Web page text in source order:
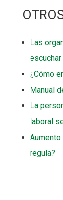
Las
escuchar
¿Cómo
Manual
La
laboral
Aumento
regula?